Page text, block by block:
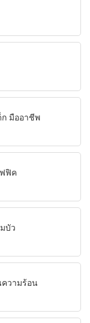
ก มืออาชีพ
ฟิค
บัว
วามร้อน